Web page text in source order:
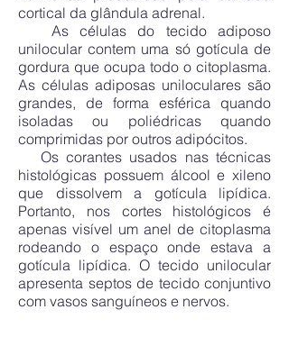
cortical da glândula adrenal.
As células do tecido adiposo
unilocular contem uma só gotícula de
gordura que ocupa todo o citoplasma.
As células adiposas uniloculares são
grandes, de forma esférica quando
isoladas ou poliédricas quando
comprimidas por outros adipócitos.
Os corantes usados nas técnicas
histológicas possuem álcool e xileno
que dissolvem a gotícula lipídica.
Portanto, nos cortes histológicos é
apenas visível um anel de citoplasma
rodeando o espaço onde estava a
gotícula lipídica. O tecido unilocular
apresenta septos de tecido conjuntivo
com vasos sanguíneos e nervos.